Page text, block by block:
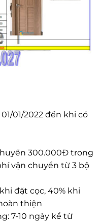
01/2022 đến khi có
300.000Đ trong
vận chuyển từ 3 bộ
đặt cọc, 40% khi
thiện
7-10 ngày kể từ